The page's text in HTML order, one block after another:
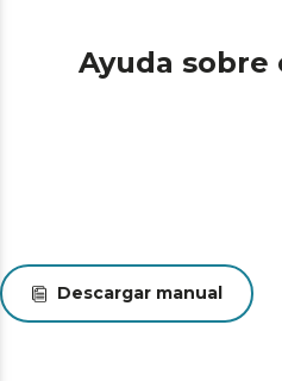
Ayuda
Descargar manual